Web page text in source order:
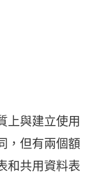
上與建立使用
，但有兩個額
和共用資料表